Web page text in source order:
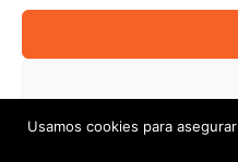
Usamos cookies para